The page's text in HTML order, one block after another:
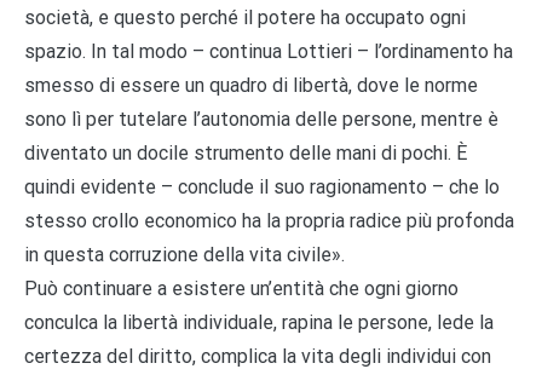
società, e questo perché il potere ha occupato ogni
spazio. In tal modo – continua Lottieri – l’ordinamento ha
smesso di essere un quadro di libertà, dove le norme
sono lì per tutelare l’autonomia delle persone, mentre è
diventato un docile strumento delle mani di pochi. È
quindi evidente – conclude il suo ragionamento – che lo
stesso crollo economico ha la propria radice più profonda
in questa corruzione della vita civile».
Può continuare a esistere un’entità che ogni giorno
conculca la libertà individuale, rapina le persone, lede la
certezza del diritto, complica la vita degli individui con